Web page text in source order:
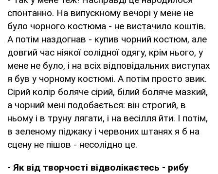
спонтанно. На випускному вечорі у мене не
було чорного костюма - не вистачило коштів.
А потім наздогнав - купив чорний костюм, але
довгий час ніякої солідної одягу, крім нього, у
мене не було, і на всіх відповідальних виступах
я був у чорному костюмі. А потім просто звик.
Сірий колір боляче сірий, білий боляче мазкий,
а чорний мені подобається: він строгий, в
ньому і в труну лягати, і на весілля йти. І потім,
в зеленому піджаку і червоних штанях я б на
сцену не пішов - несолідно це.
- Як від творчості відволікаєтесь - рибу